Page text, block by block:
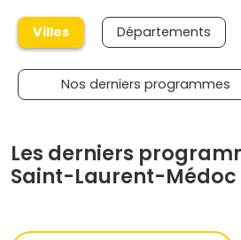
Villes Départements
Nos derniers programmes
Les derniers
Saint-Laurent-Médoc